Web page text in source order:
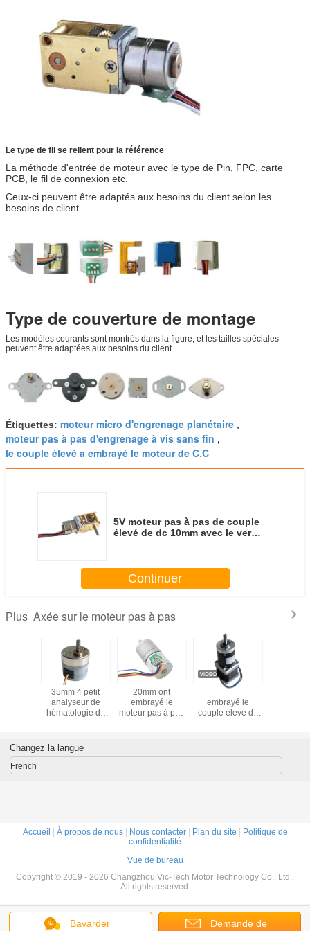
Le type de fil se relient pour la référence
La méthode d'entrée de moteur avec le type de Pin, FPC, carte
PCB, le fil de connexion etc.
Ceux-ci peuvent être adaptés aux besoins du client selon les
besoins de client.
Type de couverture de montage
Les modèles courants sont montrés dans la figure, et les tailles spéciales
peuvent être adaptées aux besoins du client.
Étiquettes: moteur micro d'engrenage planétaire ,
moteur pas à pas d'engrenage à vis sans fin ,
le couple élevé a embrayé le moteur de C.C
5V moteur pas à pas de couple
élevé de dc 10mm avec le ver
Continuer
Plus Axée sur le moteur pas à pas
fin
35mm 4 petit
analyseur de
hématologie de
de la phase 12
V/analyseur
20mm ont
embrayé le
moteur pas à pas
pour l'analyseur
embrayé le
couple élevé de
phase 5V
Bavarder Demande de
Changez la langue
French
Accueil À propos de nous| Nous contacter| Plan du site
Politique de
confidentialité
Vue de bureau
Copyright © 2019 - 2026 Changzhou Vic-Tech Motor Technology Co., Ltd..
All rights reserved.